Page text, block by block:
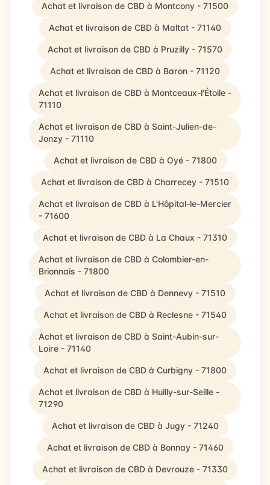
Achat et livraison de CBD à Montcony - 71500
Achat et livraison de CBD à Maltat - 71140
Achat et livraison de CBD à Pruzilly - 71570
Achat et livraison de CBD à Baron - 71120
Achat et livraison de CBD à Montceaux-l'Étoile -
71110
Achat et livraison de CBD à Saint-Julien-de-
Jonzy - 71110
Achat et livraison de CBD à Oyé - 71800
Achat et livraison de CBD à Charrecey - 71510
Achat et livraison de CBD à L'Hôpital-le-Mercier
- 71600
Achat et livraison de CBD à La Chaux - 71310
Achat et livraison de CBD à Colombier-en-
Brionnais - 71800
Achat et livraison de CBD à Dennevy - 71510
Achat et livraison de CBD à Reclesne - 71540
Achat et livraison de CBD à Saint-Aubin-sur-
Loire - 71140
Achat et livraison de CBD à Curbigny - 71800
Achat et livraison de CBD à Huilly-sur-Seille -
71290
Achat et livraison de CBD à Jugy - 71240
Achat et livraison de CBD à Bonnay - 71460
Achat et livraison de CBD à Devrouze - 71330